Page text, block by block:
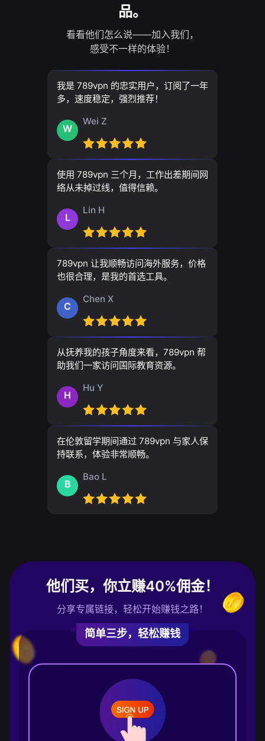
品。
看看他们怎么说——加入我们，
感受不一样的体验！
我是 789vpn 的忠实用户，订阅了一年
多，速度稳定，强烈推荐！
W
Wei Z
使用 789vpn 三个月，工作出差期间网
络从未掉过线，值得信赖。
L
Lin H
789vpn 让我顺畅访问海外服务，价格
也很合理，是我的首选工具。
C
Chen X
从抚养我的孩子角度来看，789vpn 帮
助我们一家访问国际教育资源。
H
Hu Y
在伦敦留学期间通过 789vpn 与家人保
持联系，体验非常顺畅。
B
Bao L
他们买，你立赚40%佣金！
分享专属链接，轻松开始赚钱之路！
简单三步，轻松赚钱